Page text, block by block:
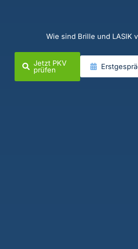
Wie sind Brille und LASIK
Jetzt PKV
prüfen